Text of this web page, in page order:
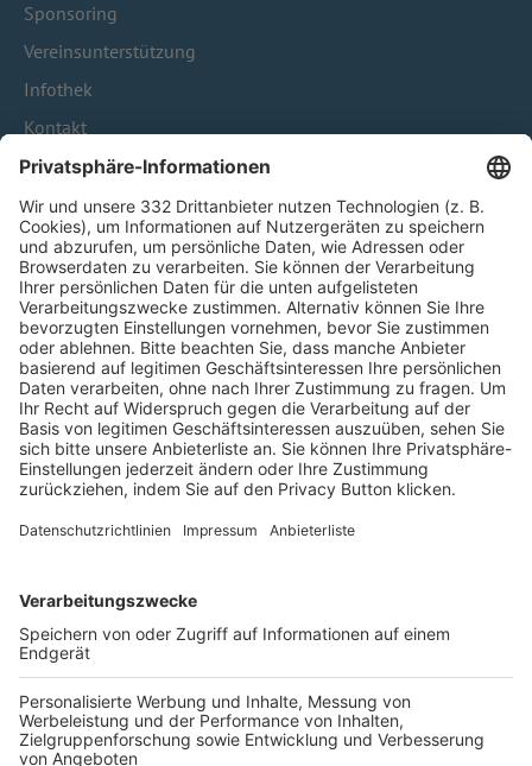
Sponsoring
Vereinsunterstützung
Infothek
Kontakt
HÄUFIG BESUCHTE SEITEN
Pässe und Vereinswechsel
Trainerausbildung
Schulungsangebot Vereinsmitarbeiter
BFV-Geschäftsstellen
Trainerbörse
Login SpielPlus
FOLGE DEM BFV
TOP-VEREINE